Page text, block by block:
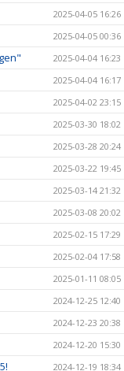
2025-04-05 16:26
2025-04-05 00:36
2025-04-04 16:23
2025-04-04 16:17
2025-04-02 23:15
2025-03-30 18:02
2025-03-28 20:24
2025-03-22 19:45
2025-03-14 21:32
2025-03-08 20:02
2025-02-15 17:29
2025-02-04 17:58
2025-01-11 08:05
2024-12-25 12:40
2024-12-23 20:38
2024-12-20 15:30
2024-12-19 18:34